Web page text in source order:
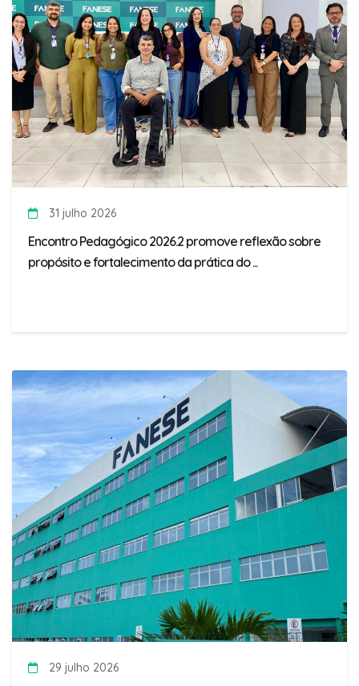
31 julho 2026
Encontro Pedagógico 2026.2 promove reflexão sobre
propósito e fortalecimento da prática do ...
29 julho 2026